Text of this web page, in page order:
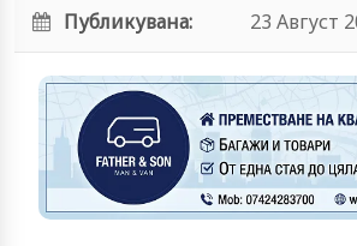
Публикувана:
23 Август